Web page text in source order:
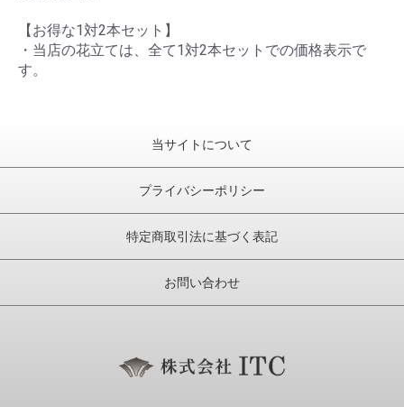
【お得な1対2本セット】
・当店の花立ては、全て1対2本セットでの価格表示で
す。
当サイトについて
プライバシーポリシー
特定商取引法に基づく表記
お問い合わせ